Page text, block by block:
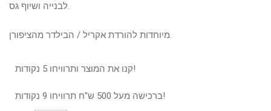
was:
קנו את המוצר ותרוויחו 5 נקודות!
ברכישה מעל 500 ש"ח תרוויחו 9 נקודות!